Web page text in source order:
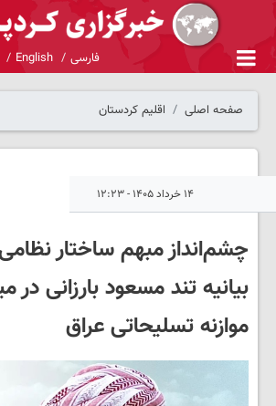
فارسی English
صفحه اصلی اقلیم کردستان
۱۴ خرداد ۱۴۰۵ - ۱۲:۲۳
چشم‌انداز مبهم ساختار
بیانیه تند مسعود بارزانی در
موازنه تسلیحاتی عراق